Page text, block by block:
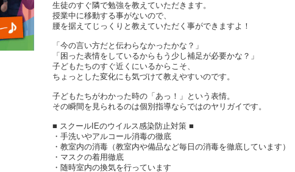
生徒のすぐ隣で勉強を教えていただきます。
授業中に移動する事がないので、
腰を据えてじっくりと教えていただく事ができますよ！
「今の言い方だと伝わらなかったかな？」
「困った表情をしているからもう少し補足が必要かな？」
子どもたちのすぐ近くにいるからこそ、
ちょっとした変化にも気づけて教えやすいのです。
子どもたちがわかった時の「あっ！」という表情。
その瞬間を見られるのは個別指導ならではのヤリガイです。
■ スクールIEのウイルス感染防止対策 ■
・手洗いやアルコール消毒の徹底
・教室内の消毒（教室内や備品など毎日の消毒を徹底しています）
・マスクの着用徹底
・随時室内の換気を行っています